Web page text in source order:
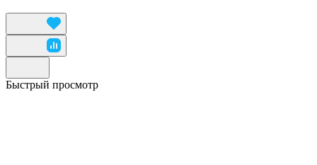
Быстрый просмотр